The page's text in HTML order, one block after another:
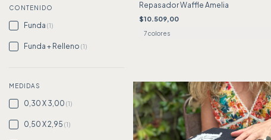
CONTENIDO
Funda (1)
Funda + Relleno (1)
MEDIDAS
0,30 X 3,00 (1)
0,50 X 2,95 (1)
Repasador Waffle Amelia
$10.509,00
7 colores